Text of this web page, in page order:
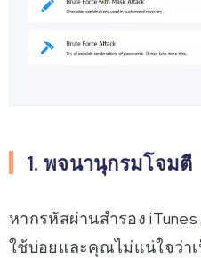
1. พจนานุกรมโจมตี
หากรหัสผ่านสำรอง
ใช้บ่อยและคุณไม่แน่ใจว่า